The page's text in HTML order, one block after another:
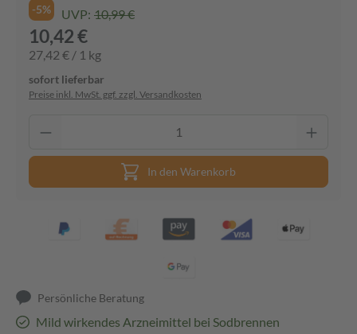
-5% UVP: 10,99 €
10,42 €
27,42 € / 1 kg
sofort lieferbar
Preise inkl. MwSt. ggf. zzgl. Versandkosten
In den Warenkorb
Persönliche Beratung
Mild wirkendes Arzneimittel bei Sodbrennen